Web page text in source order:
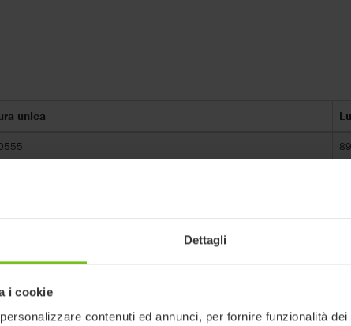
Dettagli
i cookie
contenuti ed annunci, per fornire funzionalità
unica
in oggetto possono essere soggetti